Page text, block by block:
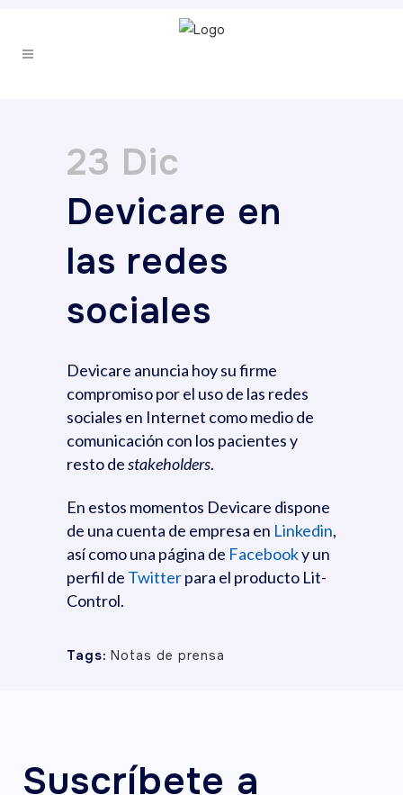
23 Dic
Devicare en
las redes
sociales
Devicare anuncia hoy su firme
compromiso por el uso de las redes
sociales en Internet como medio de
comunicación con los pacientes y
resto destakeholders.
En estos momentos Devicare dispone
de una cuenta de empresa en Linkedin,
así como una página de Facebooky un
perfil de Twitterpara el producto Lit-
Control.
Tags: Notas de prensa
Suscríbete a